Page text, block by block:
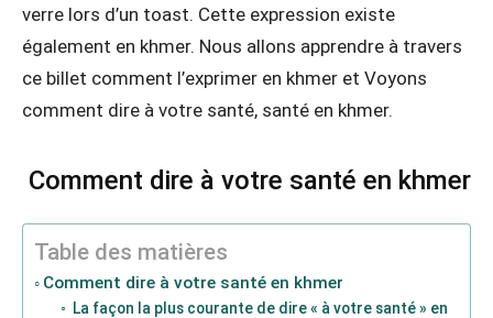
verre lors d’un toast. Cette expression existe
également en khmer. Nous allons apprendre à travers
ce billet comment l’exprimer en khmer et Voyons
comment dire à votre santé, santé en khmer.
Comment dire à votre santé en khmer
Table des matières
Comment dire à votre santé en khmer
La façon la plus courante de dire « à votre santé » en